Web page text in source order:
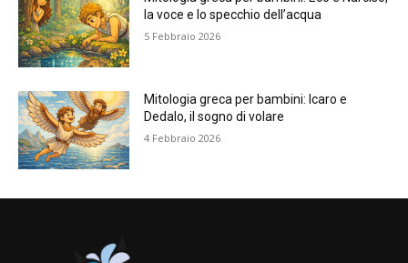
la voce e lo specchio dell’acqua
5 Febbraio 2026
Mitologia greca per bambini: Icaro e
Dedalo, il sogno di volare
4 Febbraio 2026